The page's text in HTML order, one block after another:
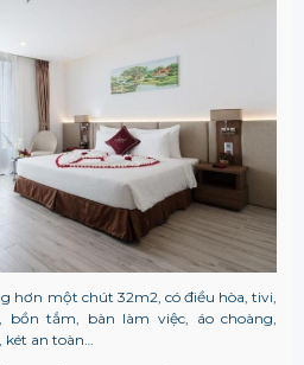
hơn một chút 32m2, có điều hòa, tivi,
tắm, bàn làm việc, áo choàng,
an toàn…